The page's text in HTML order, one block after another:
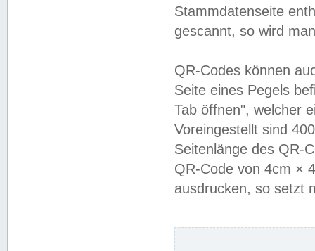
Stammdatenseite
gescannt, so wird
QR-Codes können
Seite eines Pegels
Tab öffnen", welcher
Voreingestellt sind
Seitenlänge des QR-
QR-Code von 4cm ×
ausdrucken, so setzt